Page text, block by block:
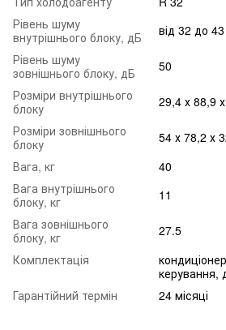
Рівень шуму
внутрішнього блоку, дБ
від 32 до
Рівень шуму
зовнішнього блоку, дБ
50
Розміри внутрішнього
блоку
29,4 х 88,9
Розміри зовнішнього
блоку
54 х 78,2 х
Вага, кг
40
Вага внутрішнього
блоку, кг
11
Вага зовнішнього
блоку, кг
27.5
Комплектація
керування,
Гарантійний термін
24 місяці